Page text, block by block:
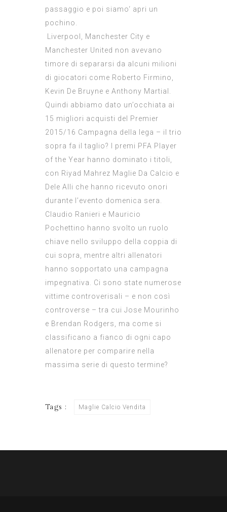
passaggio e poi siamo‘ apri un
pochino.
Liverpool, Manchester City e
Manchester United non avevano
timore di separarsi da alcuni milioni
di giocatori come Roberto Firmino,
Kevin De Bruyne e Anthony Martial.
Quindi abbiamo dato un’occhiata ai
15 migliori acquisti del Premier
2015/16 Campagna della lega – il trio
sopra fa il taglio? I premi PFA Player
of the Year hanno dominato i titoli,
con Riyad Mahrez Maglie Da Calcio e
Dele Alli che hanno ricevuto onori
durante l’evento domenica sera.
Claudio Ranieri e Mauricio
Pochettino hanno svolto un ruolo
chiave nello sviluppo della coppia di
cui sopra, mentre altri allenatori
hanno sopportato una campagna
impegnativa. Ci sono state numerose
vittime controverisali – e non così
controverse – tra cui Jose Mourinho
e Brendan Rodgers, ma come si
classificano a fianco di ogni capo
allenatore per comparire nella
massima serie di questo termine?
Tags : Maglie Calcio Vendita